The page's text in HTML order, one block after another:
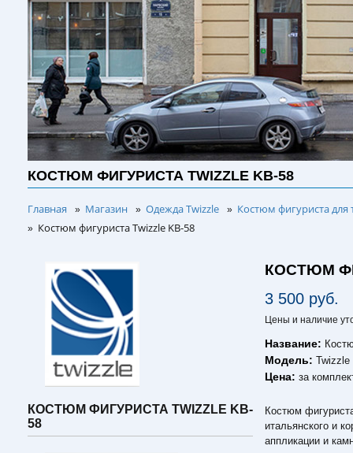
КОСТЮМ ФИГУРИСТА TWIZZLE KB-58
Главная » Магазин » Одежда Twizzle » Костюм фигуриста для
» Костюм фигуриста Twizzle KB-58
КОСТЮМ ФИГУРИСТА TWIZZLE KB-
58
КОСТЮМ
3 500 руб.
Цены и наличие
Название:
Модель:Twizzle
Цена:за
Костюм
итальянского и
аппликации и